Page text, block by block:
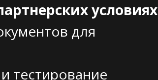
условиях
для
тестирование